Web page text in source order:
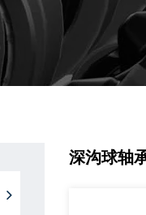
深沟球轴